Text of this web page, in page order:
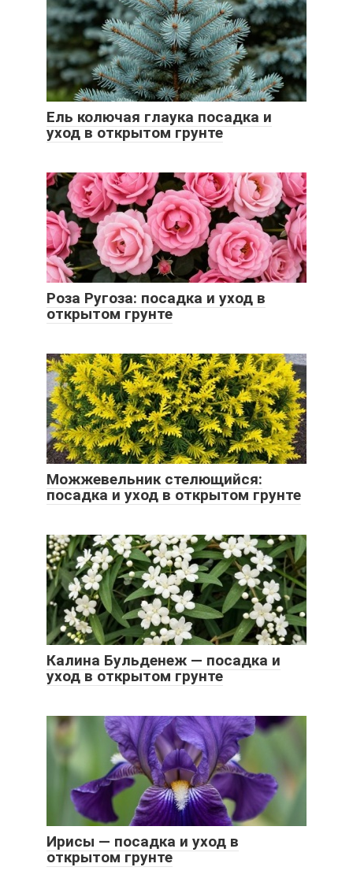
Ель колючая глаука посадка и
уход в открытом грунте
Роза Ругоза: посадка и уход в
открытом грунте
Можжевельник стелющийся:
посадка и уход в открытом грунте
Калина Бульденеж — посадка и
уход в открытом грунте
Ирисы — посадка и уход в
открытом грунте